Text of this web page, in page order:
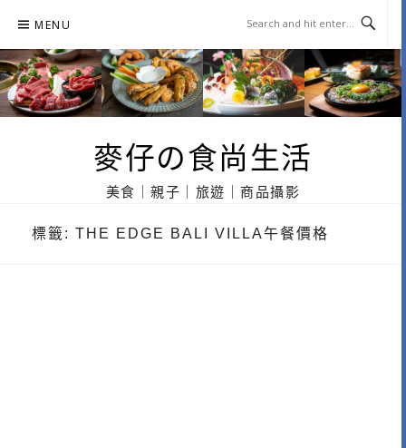
content
MENU
麥仔の食尚生活
美食｜親子｜旅遊｜商品攝影
標籤: THE EDGE BALI VILLA午餐價格